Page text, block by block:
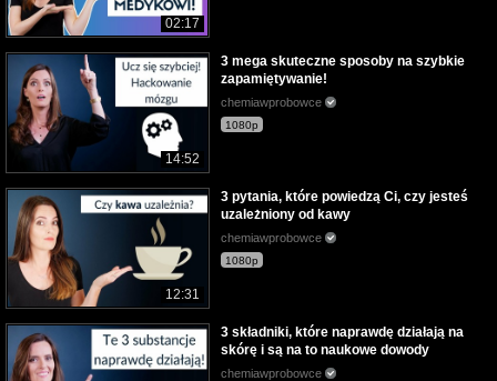
02:17
14:52
3 mega skuteczne sposoby na szybkie
zapamiętywanie!
chemiawprobowce
1080p
12:31
3 pytania, które powiedzą Ci, czy jesteś
uzależniony od kawy
chemiawprobowce
1080p
3 składniki, które naprawdę działają na
skórę i są na to naukowe dowody
chemiawprobowce